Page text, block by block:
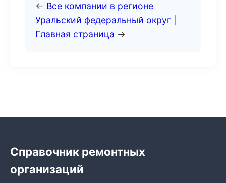
← Все компании в регионе
Уральский федеральный округ
Главная страница →
Справочник ремонтных
организаций